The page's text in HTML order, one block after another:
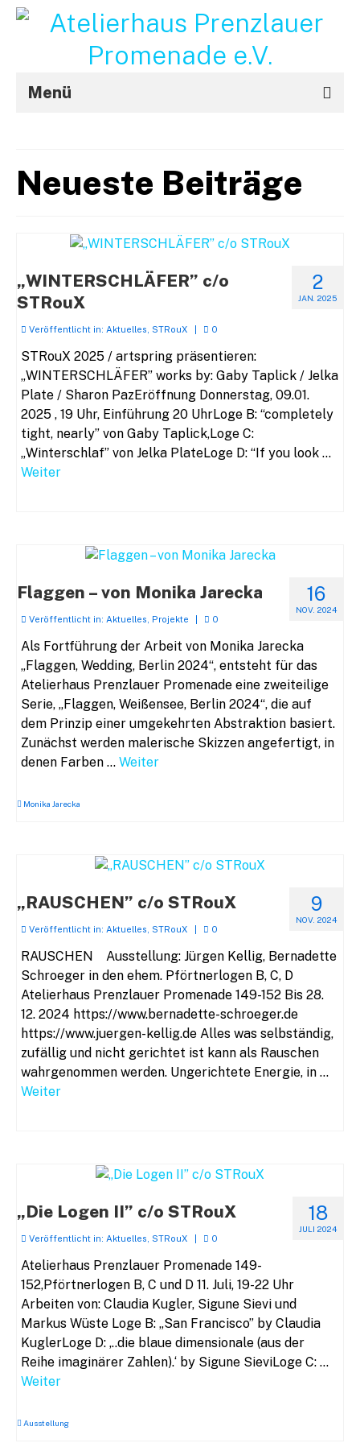
Menü
Projekte
Über uns
Kontakt / Impressum
f
Neueste Beiträge
2
JAN. 2025
„WINTERSCHLÄFER” c/o
STRouX
Veröffentlicht in: Aktuelles STRouX 0
STRouX 2025 / artspring präsentieren:
„WINTERSCHLÄFER” works by: Gaby Taplick / Jelka
Plate / Sharon PazEröffnung Donnerstag, 09.01.
2025 , 19 Uhr, Einführung 20 UhrLoge B: “completely
tight, nearly” von Gaby Taplick,Loge C:
„Winterschlaf” von Jelka PlateLoge D: “If you look …
Weiter
16
NOV. 2024
Flaggen – von Monika Jarecka
Veröffentlicht in: Aktuelles Projekte 0
Als Fortführung der Arbeit von Monika Jarecka
„Flaggen, Wedding, Berlin 2024“, entsteht für das
Atelierhaus Prenzlauer Promenade eine zweiteilige
Serie, „Flaggen, Weißensee, Berlin 2024“, die auf
dem Prinzip einer umgekehrten Abstraktion basiert.
Zunächst werden malerische Skizzen angefertigt, in
denen Farben … Weiter
Monika Jarecka
9
NOV. 2024
„RAUSCHEN” c/o STRouX
Veröffentlicht in: Aktuelles STRouX 0
RAUSCHEN Ausstellung: Jürgen Kellig, Bernadette
Schroeger in den ehem. Pförtnerlogen B, C, D
Atelierhaus Prenzlauer Promenade 149-152 Bis 28.
12. 2024 https://www.bernadette-schroeger.de
https://www.juergen-kellig.de Alles was selbständig,
zufällig und nicht gerichtet ist kann als Rauschen
wahrgenommen werden. Ungerichtete Energie, in …
Weiter
18
JULI 2024
„Die Logen II” c/o STRouX
Veröffentlicht in: Aktuelles STRouX 0
Atelierhaus Prenzlauer Promenade 149-
152,Pförtnerlogen B, C und D 11. Juli, 19-22 Uhr
Arbeiten von: Claudia Kugler, Sigune Sievi und
Markus Wüste Loge B: „San Francisco” by Claudia
KuglerLoge D: ‚..die blaue dimensionale (aus der
Reihe imaginärer Zahlen).‘ by Sigune SieviLoge C: …
Weiter
Ausstellung